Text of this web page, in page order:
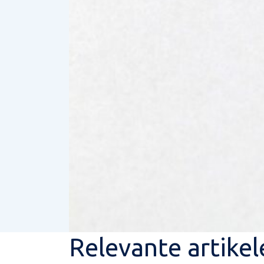
Relevante